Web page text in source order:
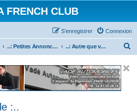
FRENCH CLUB
Connexion
S’enregistrer
..: Petites Annonces :.. (achats / ventes) ..: Autre que véhicule :..
:..